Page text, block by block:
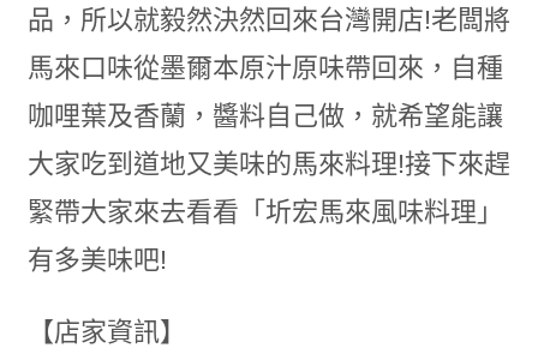
品，所以就毅然決然回來台灣開店!老闆將
馬來口味從墨爾本原汁原味帶回來，自種
咖哩葉及香蘭，醬料自己做，就希望能讓
大家吃到道地又美味的馬來料理!接下來趕
緊帶大家來去看看「圻宏馬來風味料理」
有多美味吧!
【店家資訊】